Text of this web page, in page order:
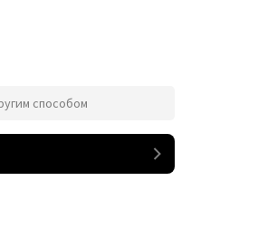
способом